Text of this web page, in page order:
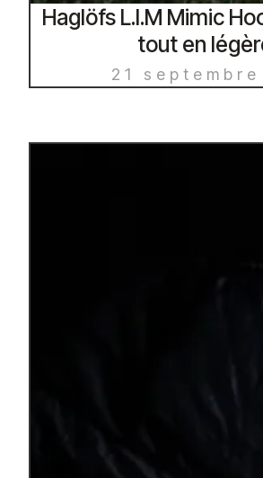
Haglöfs L.I.M Mimic
tout en
21 septembre